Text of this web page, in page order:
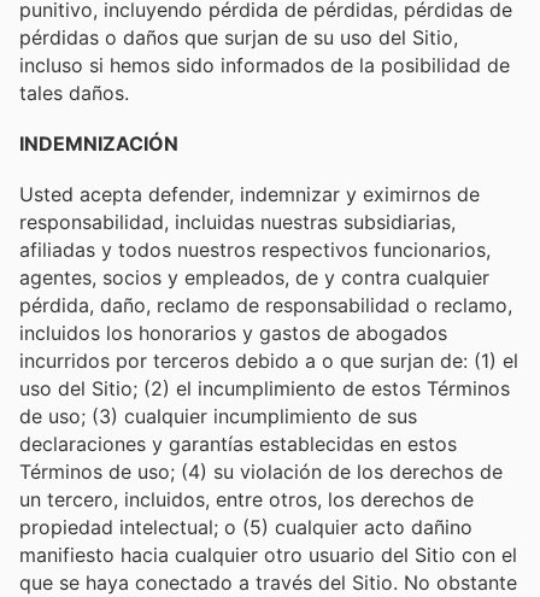
punitivo, incluyendo pérdida de pérdidas, pérdidas de
pérdidas o daños que surjan de su uso del Sitio,
incluso si hemos sido informados de la posibilidad de
tales daños.
INDEMNIZACIÓN
Usted acepta defender, indemnizar y eximirnos de
responsabilidad, incluidas nuestras subsidiarias,
afiliadas y todos nuestros respectivos funcionarios,
agentes, socios y empleados, de y contra cualquier
pérdida, daño, reclamo de responsabilidad o reclamo,
incluidos los honorarios y gastos de abogados
incurridos por terceros debido a o que surjan de: (1) el
uso del Sitio; (2) el incumplimiento de estos Términos
de uso; (3) cualquier incumplimiento de sus
declaraciones y garantías establecidas en estos
Términos de uso; (4) su violación de los derechos de
un tercero, incluidos, entre otros, los derechos de
propiedad intelectual; o (5) cualquier acto dañino
manifiesto hacia cualquier otro usuario del Sitio con el
que se haya conectado a través del Sitio. No obstante